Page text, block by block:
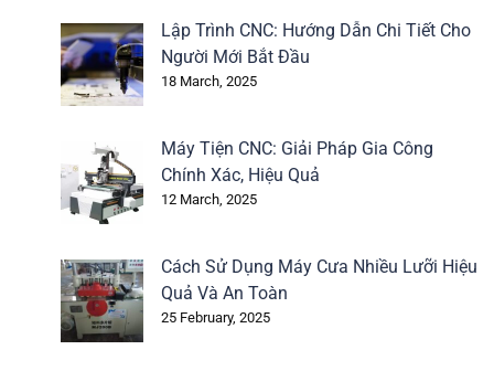
Lập Trình CNC: Hướng Dẫn Chi Tiết Cho
Người Mới Bắt Đầu
18 March, 2025
Máy Tiện CNC: Giải Pháp Gia Công
Chính Xác, Hiệu Quả
12 March, 2025
Cách Sử Dụng Máy Cưa Nhiều Lưỡi Hiệu
Quả Và An Toàn
25 February, 2025